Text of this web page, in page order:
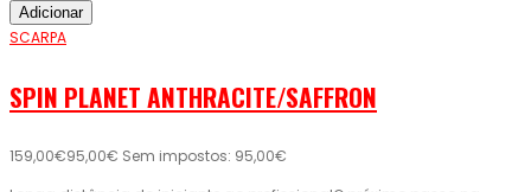
Adicionar
SCARPA
SPIN PLANET ANTHRACITE/SAFFRON
159,00€95,00€ Sem impostos: 95,00€